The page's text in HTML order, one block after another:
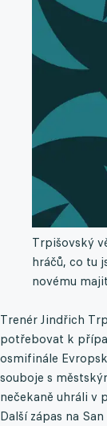
Trpišovský
hráčů, co tu
novému
Trenér Jindřich
potřebovat k
osmifinále
souboje s
nečekaně uhráli v
Další zápas na